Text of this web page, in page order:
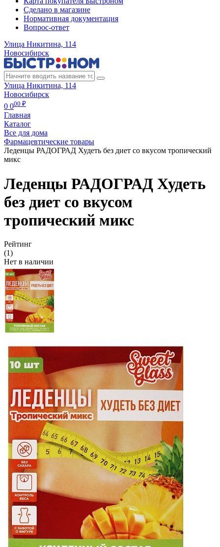
Сделано в магазине
Нормативная документация
Вопрос-ответ
Улица Никитина, 114
Новосибирск
Улица Никитина, 114
Новосибирск
0 000 ₽
Главная
Каталог
Все для дома
Фармацевтические товары
Леденцы РАДОГРАД Худеть без диет со вкусом тропический
микс
Леденцы РАДОГРАД Худеть
без диет со вкусом
тропический микс
Рейтинг
(1)
Нет в наличии